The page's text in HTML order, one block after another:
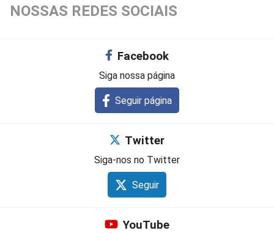
NOSSAS REDES SOCIAIS
Facebook
Siga nossa página
Seguir página
Twitter
Siga-nos no Twitter
Seguir
YouTube